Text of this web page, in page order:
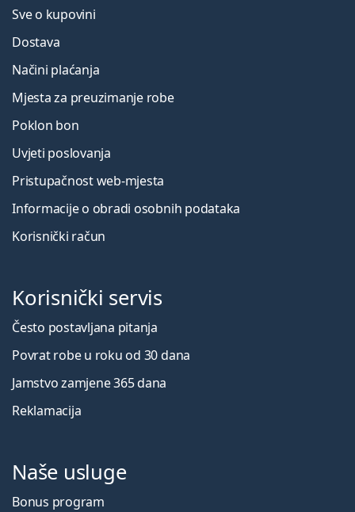
Sve o kupovini
Dostava
Načini plaćanja
Mjesta za preuzimanje robe
Poklon bon
Uvjeti poslovanja
Pristupačnost web-mjesta
Informacije o obradi osobnih podataka
Korisnički račun
Korisnički servis
Često postavljana pitanja
Povrat robe u roku od 30 dana
Jamstvo zamjene 365 dana
Reklamacija
Naše usluge
Bonus program